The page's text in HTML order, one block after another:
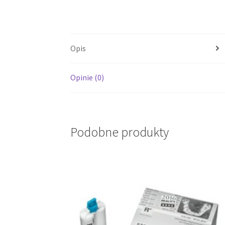
Opis
Opinie (0)
Podobne produkty